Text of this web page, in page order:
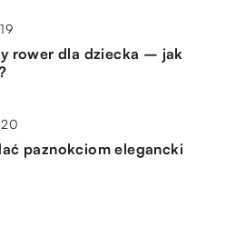
rower dla dziecka – jak
paznokciom elegancki